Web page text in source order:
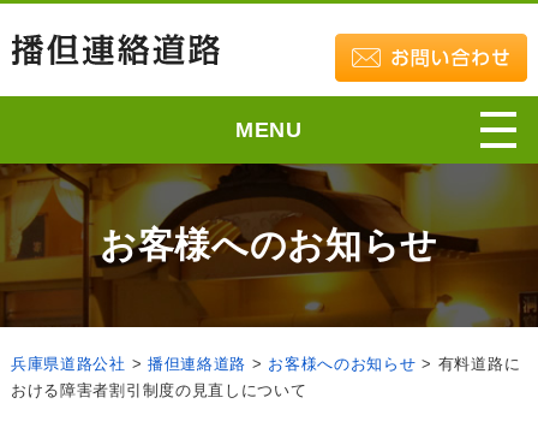
MENU
お客様へのお知らせ
兵庫県道路公社 > 播但連絡道路 > お客様へのお知らせ > 有料道路に
おける障害者割引制度の見直しについて